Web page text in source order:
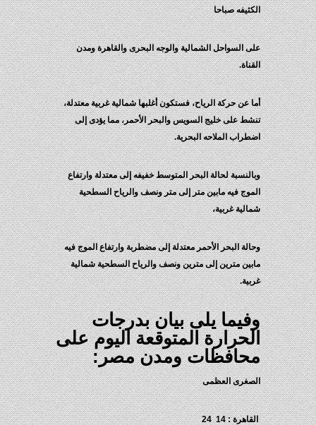
الكثيفه صباحا
على السواحل الشمالية والوجه البحرى والقاهرة ومدن
القناة.
أما عن حركة الرياح، فستكون أغلبها شمالية غربية معتدلة،
تنشط على خليج السويس والبحر الأحمر، مما يؤدى إلى
اضطراب الملاحه البحرية.
وبالنسبة لحالة البحر المتوسط خفيفه إلى معتدلة وارتفاع
الموج فيه مابين متر إلى متر ونصف والرياح السطحية
شمالية غربية،
وحالة البحر الأحمر معتدلة إلى مضطربة وارتفاع الموج فيه
مابين مترين إلى مترين ونصف والرياح السطحية شمالية
غربية.
وفيما يلى بيان بدرجات
الحرارة المتوقعة اليوم على
محافظات ومدن مصر:
الصغرى العظمى
القاهرة : 14 24